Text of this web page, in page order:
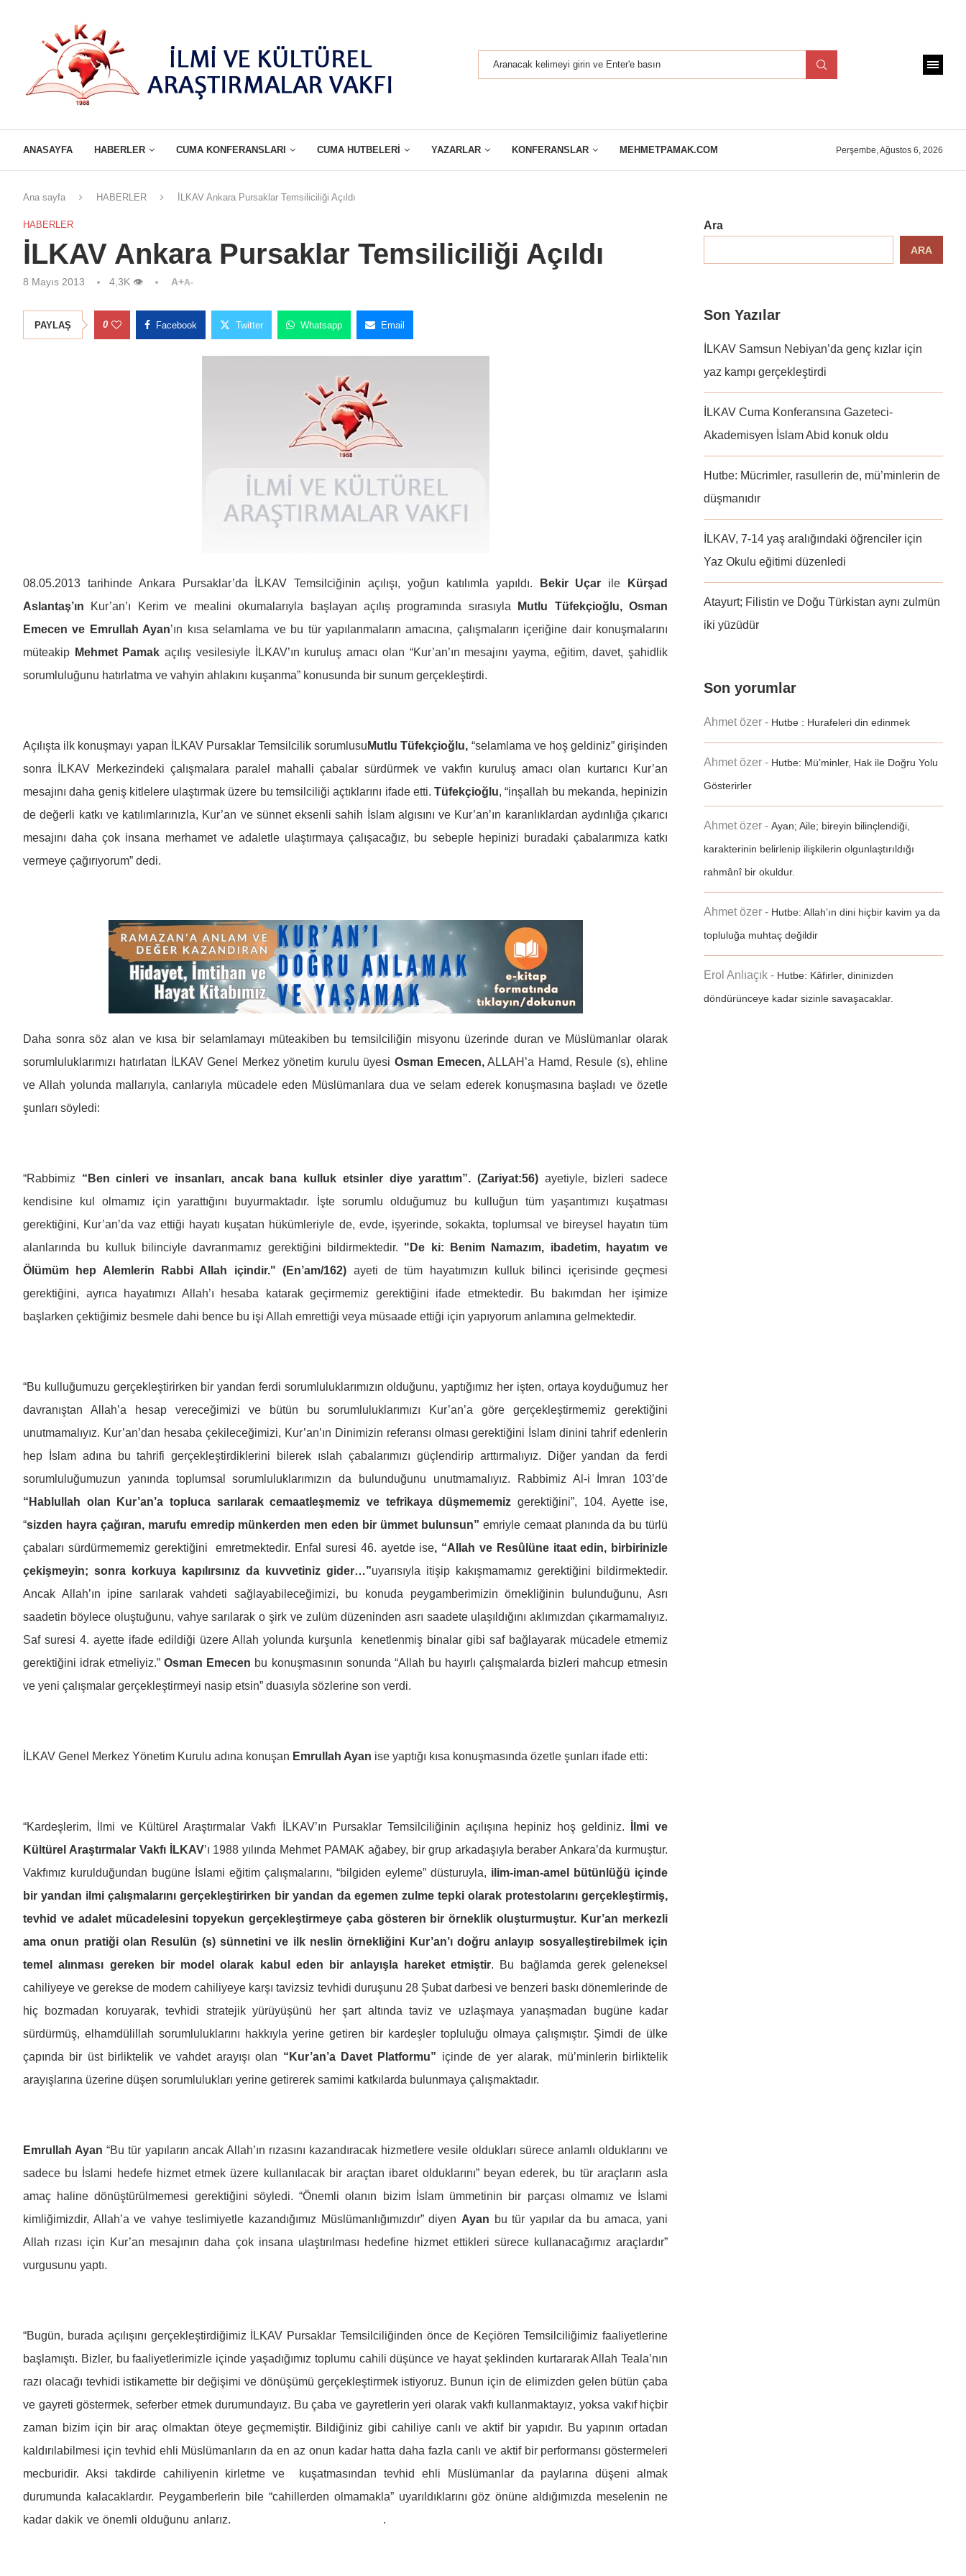
ANASAYFA HABERLER CUMA KONFERANSLARI CUMA HUTBELERI YAZARLAR KONFERANSLAR MEHMETPAMAK.COM Perşembe, Ağustos 6, 2026
Ana sayfa HABERLER İLKAV Ankara Pursaklar Temsiliciliği Açıldı
HABERLER
İLKAV Ankara Pursaklar Temsiliciliği Açıldı
8 Mayıs 2013 4,3K 👁 A+A-
PAYLAŞ 0 Facebook Twitter Whatsapp Email
08.05.2013 tarihinde Ankara Pursaklar’da İLKAV Temsilciğinin açılışı, yoğun katılımla yapıldı. Bekir Uçar ile
Kürşad
Aslantaş’ın Kur’an’ı Kerim ve mealini okumalarıyla başlayan açılış programında sırasıyla
Mutlu Tüfekçioğlu, Osman
Emecen ve Emrullah Ayan’ın kısa selamlama ve bu tür yapılanmaların amacına, çalışmaların içeriğine dair konuşmalarını
müteakip Mehmet Pamak açılış vesilesiyle İLKAV’ın kuruluş amacı olan “Kur’an’ın mesajını yayma, eğitim, davet, şahidlik
sorumluluğunu hatırlatma ve vahyin ahlakını kuşanma” konusunda bir sunum gerçekleştirdi.
Açılışta ilk konuşmayı yapan İLKAV Pursaklar Temsilcilik sorumlusu Mutlu Tüfekçioğlu, “selamlama ve hoş geldiniz” girişinden
sonra İLKAV Merkezindeki çalışmalara paralel mahalli çabalar sürdürmek ve vakfın kuruluş amacı olan kurtarıcı Kur’an
mesajını daha geniş kitlelere ulaştırmak üzere bu temsilciliği açtıklarını ifade etti.Tüfekçioğlu, “inşallah bu mekanda, hepinizin
de değerli katkı ve katılımlarınızla, Kur’an ve sünnet eksenli sahih İslam algısını ve Kur’an’ın karanlıklardan aydınlığa çıkarıcı
mesajını daha çok insana merhamet ve adaletle ulaştırmaya çalışacağız, bu sebeple hepinizi buradaki çabalarımıza katkı
vermeye çağırıyorum” dedi.
Daha sonra söz alan ve kısa bir selamlamayı müteakiben bu temsilciliğin misyonu üzerinde duran ve Müslümanlar olarak
sorumluluklarımızı hatırlatan İLKAV Genel Merkez yönetim kurulu üyesi Osman Emecen, ALLAH’a Hamd, Resule (s), ehline
ve Allah yolunda mallarıyla, canlarıyla mücadele eden Müslümanlara dua ve selam ederek konuşmasına başladı ve özetle
şunları söyledi:
“Rabbimiz “Ben cinleri ve insanları, ancak bana kulluk etsinler diye yarattım”. (Zariyat:56) ayetiyle, bizleri sadece
kendisine kul olmamız için yarattığını buyurmaktadır. İşte sorumlu olduğumuz bu kulluğun tüm yaşantımızı kuşatması
gerektiğini, Kur’an’da vaz ettiği hayatı kuşatan hükümleriyle de, evde, işyerinde, sokakta, toplumsal ve bireysel hayatın tüm
alanlarında bu kulluk bilinciyle davranmamız gerektiğini bildirmektedir. "De ki: Benim Namazım, ibadetim, hayatım ve
Ölümüm hep Alemlerin Rabbi Allah içindir." (En’am/162) ayeti de tüm hayatımızın kulluk bilinci içerisinde geçmesi
gerektiğini, ayrıca hayatımızı Allah’ı hesaba katarak geçirmemiz gerektiğini ifade etmektedir. Bu bakımdan her işimize
başlarken çektiğimiz besmele dahi bence bu işi Allah emrettiği veya müsaade ettiği için yapıyorum anlamına gelmektedir.
“Bu kulluğumuzu gerçekleştirirken bir yandan ferdi sorumluluklarımızın olduğunu, yaptığımız her işten, ortaya koyduğumuz her
davranıştan Allah’a hesap vereceğimizi ve bütün bu sorumluluklarımızı Kur’an’a göre gerçekleştirmemiz gerektiğini
unutmamalıyız. Kur’an’dan hesaba çekileceğimizi, Kur’an’ın Dinimizin referansı olması gerektiğini İslam dinini tahrif edenlerin
hep İslam adına bu tahrifi gerçekleştirdiklerini bilerek ıslah çabalarımızı güçlendirip arttırmalıyız. Diğer yandan da ferdi
sorumluluğumuzun yanında toplumsal sorumluluklarımızın da bulunduğunu unutmamalıyız. Rabbimiz Al-i İmran 103’de
“Hablullah olan Kur’an’a topluca sarılarak cemaatleşmemiz ve tefrikaya düşmememiz gerektiğini”, 104. Ayette ise,
“sizden hayra çağıran, marufu emredip münkerden men eden bir ümmet bulunsun” emriyle cemaat planında da bu türlü
çabaları sürdürmememiz gerektiğini emretmektedir. Enfal suresi 46. ayetde ise, “Allah ve Resûlüne itaat edin, birbirinizle
çekişmeyin; sonra korkuya kapılırsınız da kuvvetiniz gider…”uyarısıyla itişip kakışmamamız gerektiğini bildirmektedir.
Ancak Allah’ın ipine sarılarak vahdeti sağlayabileceğimizi, bu konuda peygamberimizin örnekliğinin bulunduğunu, Asrı
saadetin böylece oluştuğunu, vahye sarılarak o şirk ve zulüm düzeninden asrı saadete ulaşıldığını aklımızdan çıkarmamalıyız.
Saf suresi 4. ayette ifade edildiği üzere Allah yolunda kurşunla kenetlenmiş binalar gibi saf bağlayarak mücadele etmemiz
gerektiğini idrak etmeliyiz.”Osman Emecen bu konuşmasının sonunda “Allah bu hayırlı çalışmalarda bizleri mahcup etmesin
ve yeni çalışmalar gerçekleştirmeyi nasip etsin” duasıyla sözlerine son verdi.
İLKAV Genel Merkez Yönetim Kurulu adına konuşan Emrullah Ayan ise yaptığı kısa konuşmasında özetle şunları ifade etti:
“Kardeşlerim, İlmi ve Kültürel Araştırmalar Vakfı İLKAV’ın Pursaklar Temsilciliğinin açılışına hepiniz hoş geldiniz.
İlmi ve
Kültürel Araştırmalar Vakfı İLKAV’ı 1988 yılında Mehmet PAMAK ağabey, bir grup arkadaşıyla beraber Ankara’da kurmuştur.
Vakfımız kurulduğundan bugüne İslami eğitim çalışmalarını, “bilgiden eyleme” düsturuyla, ilim-iman-amel bütünlüğü içinde
bir yandan ilmi çalışmalarını gerçekleştirirken bir yandan da egemen zulme tepki olarak protestolarını gerçekleştirmiş,
tevhid ve adalet mücadelesini topyekun gerçekleştirmeye çaba gösteren bir örneklik oluşturmuştur. Kur’an merkezli
ama onun pratiği olan Resulün (s) sünnetini ve ilk neslin örnekliğini Kur’an’ı doğru anlayıp sosyalleştirebilmek için
temel alınması gereken bir model olarak kabul eden bir anlayışla hareket etmiştir. Bu bağlamda gerek geleneksel
cahiliyeye ve gerekse de modern cahiliyeye karşı tavizsiz tevhidi duruşunu 28 Şubat darbesi ve benzeri baskı dönemlerinde de
hiç bozmadan koruyarak, tevhidi stratejik yürüyüşünü her şart altında taviz ve uzlaşmaya yanaşmadan bugüne kadar
sürdürmüş, elhamdülillah sorumluluklarını hakkıyla yerine getiren bir kardeşler topluluğu olmaya çalışmıştır. Şimdi de ülke
çapında bir üst birliktelik ve vahdet arayışı olan “Kur’an’a Davet Platformu” içinde de yer alarak, mü’minlerin birliktelik
arayışlarına üzerine düşen sorumlulukları yerine getirerek samimi katkılarda bulunmaya çalışmaktadır.
Emrullah Ayan “Bu tür yapıların ancak Allah’ın rızasını kazandıracak hizmetlere vesile oldukları sürece anlamlı olduklarını ve
sadece bu İslami hedefe hizmet etmek üzere kullanılacak bir araçtan ibaret olduklarını” beyan ederek, bu tür araçların asla
amaç haline dönüştürülmemesi gerektiğini söyledi. “Önemli olanın bizim İslam ümmetinin bir parçası olmamız ve İslami
kimliğimizdir, Allah’a ve vahye teslimiyetle kazandığımız Müslümanlığımızdır” diyen Ayan bu tür yapılar da bu amaca, yani
Allah rızası için Kur’an mesajının daha çok insana ulaştırılması hedefine hizmet ettikleri sürece kullanacağımız araçlardır”
vurgusunu yaptı.
“Bugün, burada açılışını gerçekleştirdiğimiz İLKAV Pursaklar Temsilciliğinden önce de Keçiören Temsilciliğimiz faaliyetlerine
başlamıştı. Bizler, bu faaliyetlerimizle içinde yaşadığımız toplumu cahili düşünce ve hayat şeklinden kurtararak Allah Teala’nın
razı olacağı tevhidi istikamette bir değişimi ve dönüşümü gerçekleştirmek istiyoruz. Bunun için de elimizden gelen bütün çaba
ve gayreti göstermek, seferber etmek durumundayız. Bu çaba ve gayretlerin yeri olarak vakfı kullanmaktayız, yoksa vakıf hiçbir
zaman bizim için bir araç olmaktan öteye geçmemiştir. Bildiğiniz gibi cahiliye canlı ve aktif bir yapıdır. Bu yapının ortadan
kaldırılabilmesi için tevhid ehli Müslümanların da en az onun kadar hatta daha fazla canlı ve aktif bir performansı göstermeleri
mecburidir. Aksi takdirde cahiliyenin kirletme ve kuşatmasından tevhid ehli Müslümanlar da paylarına düşeni almak
durumunda kalacaklardır. Peygamberlerin bile “cahillerden olmamakla” uyarıldıklarını göz önüne aldığımızda meselenin ne
kadar dakik ve önemli olduğunu anlarız. .
Ara
ARA
Son Yazılar
İLKAV Samsun Nebiyan’da genç kızlar için
yaz kampı gerçekleştirdi
İLKAV Cuma Konferansına Gazeteci-
Akademisyen İslam Abid konuk oldu
Hutbe: Mücrimler, rasullerin de, mü’minlerin de
düşmanıdır
İLKAV, 7-14 yaş aralığındaki öğrenciler için
Yaz Okulu eğitimi düzenledi
Atayurt; Filistin ve Doğu Türkistan aynı zulmün
iki yüzüdür
Son yorumlar
Ahmet özer - Hutbe : Hurafeleri din edinmek
Ahmet özer - Hutbe: Mü’minler, Hak ile Doğru Yolu
Gösterirler
Ahmet özer -Ayan; Aile; bireyin bilinçlendiği,
karakterinin belirlenip ilişkilerin olgunlaştırıldığı
rahmânî bir okuldur.
Ahmet özer - Hutbe: Allah’ın dini hiçbir kavim ya da
topluluğa muhtaç değildir
Erol Anlıaçık - Hutbe: Kâfirler, dininizden
döndürünceye kadar sizinle savaşacaklar.